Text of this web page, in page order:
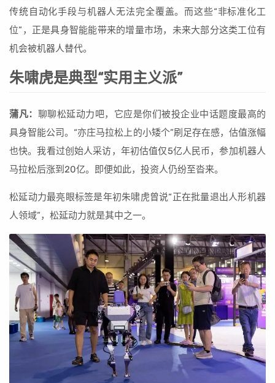
传统自动化手段与机器人无法完全覆盖。而这些“非标准化工
位”，正是具身智能能带来的增量市场，未来大部分这类工位有
机会被机器人替代。
朱啸虎是典型“实用主义派”
蒲凡： 聊聊松延动力吧，它应是你们被投企业中话题度最高的
具身智能公司。“亦庄马拉松上的小矮个”刷足存在感，估值涨幅
也快。我看过创始人采访，年初估值仅5亿人民币，参加机器人
马拉松后涨到20亿。即便如此，投资人仍纷至沓来。
松延动力最亮眼标签是年初朱啸虎曾说“正在批量退出人形机器
人领域”，松延动力就是其中之一。